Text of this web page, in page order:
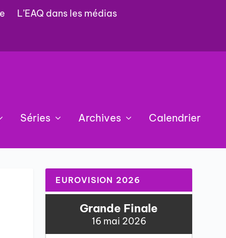
L’EAQ dans les médias
Séries Archives Calendrier
EUROVISION 2026
Grande Finale
16 mai 2026